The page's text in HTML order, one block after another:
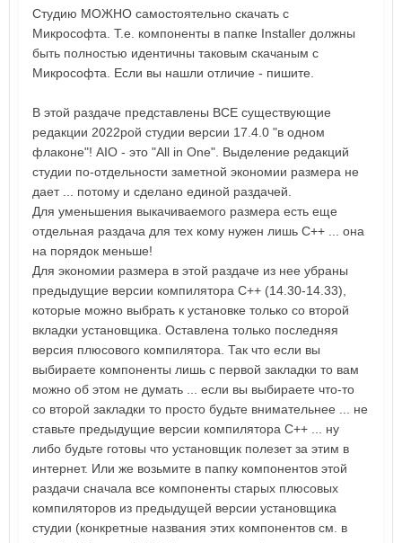
Студию МОЖНО самостоятельно скачать с
Микрософта. Т.е. компоненты в папке Installer должны
быть полностью идентичны таковым скачаным с
Микрософта. Если вы нашли отличие - пишите.
В этой раздаче представлены ВСЕ существующие
редакции 2022рой студии версии 17.4.0 "в одном
флаконе"! AIO - это "All in One". Выделение редакций
студии по-отдельности заметной экономии размера не
дает ... потому и сделано единой раздачей.
Для уменьшения выкачиваемого размера есть еще
отдельная раздача для тех кому нужен лишь С++ ... она
на порядок меньше!
Для экономии размера в этой раздаче из нее убраны
предыдущие версии компилятора С++ (14.30-14.33),
которые можно выбрать к установке только со второй
вкладки установщика. Оставлена только последняя
версия плюсового компилятора. Так что если вы
выбираете компоненты лишь с первой закладки то вам
можно об этом не думать ... если вы выбираете что-то
со второй закладки то просто будьте внимательнее ... не
ставьте предыдущие версии компилятора С++ ... ну
либо будьте готовы что установщик полезет за этим в
интернет. Или же возьмите в папку компонентов этой
раздачи сначала все компоненты старых плюсовых
компиляторов из предыдущей версии установщика
студии (конкретные названия этих компонентов см. в